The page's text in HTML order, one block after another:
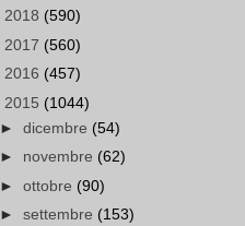
2018 (590)
2017 (560)
2016 (457)
2015 (1044)
► dicembre (54)
► novembre (62)
► ottobre (90)
► settembre (153)